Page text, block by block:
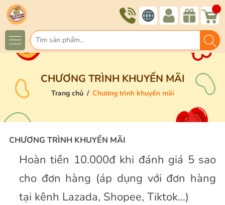
CHƯƠNG TRÌNH KHUYẾN MÃI
Trang chủ / Chương trình khuyến mãi
CHƯƠNG TRÌNH KHUYẾN MÃI
Hoàn tiền 10.000đ khi đánh giá 5 sao
cho đơn hàng (áp dụng với đơn hàng
tại kênh Lazada, Shopee, Tiktok...)